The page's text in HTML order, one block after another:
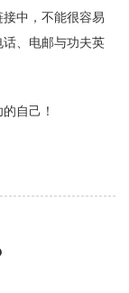
中，不能很容易
、电邮与功夫英
自己！